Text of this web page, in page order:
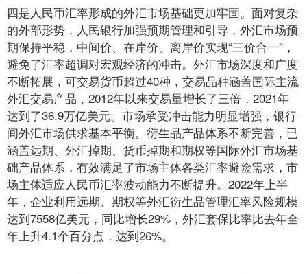
四是人民币汇率形成的外汇市场基础更加牢固。面对复杂
的外部形势，人民银行加强预期管理和引导，外汇市场预
期保持平稳，中间价、在岸价、离岸价实现“三价合一”，
避免了汇率超调对宏观经济的冲击。外汇市场深度和广度
不断拓展，可交易货币超过40种，交易品种涵盖国际主流
外汇交易产品，2012年以来交易量增长了三倍，2021年
达到了36.9万亿美元。市场承受冲击能力明显增强，银行
间外汇市场供求基本平衡。衍生品产品体系不断完善，已
涵盖远期、外汇掉期、货币掉期和期权等国际外汇市场基
础产品体系，有效满足了市场主体各类汇率避险需求，市
场主体适应人民币汇率波动能力不断提升。2022年上半
年，企业利用远期、期权等外汇衍生品管理汇率风险规模
达到7558亿美元，同比增长29%，外汇套保比率比去年全
年上升4.1个百分点，达到26%。